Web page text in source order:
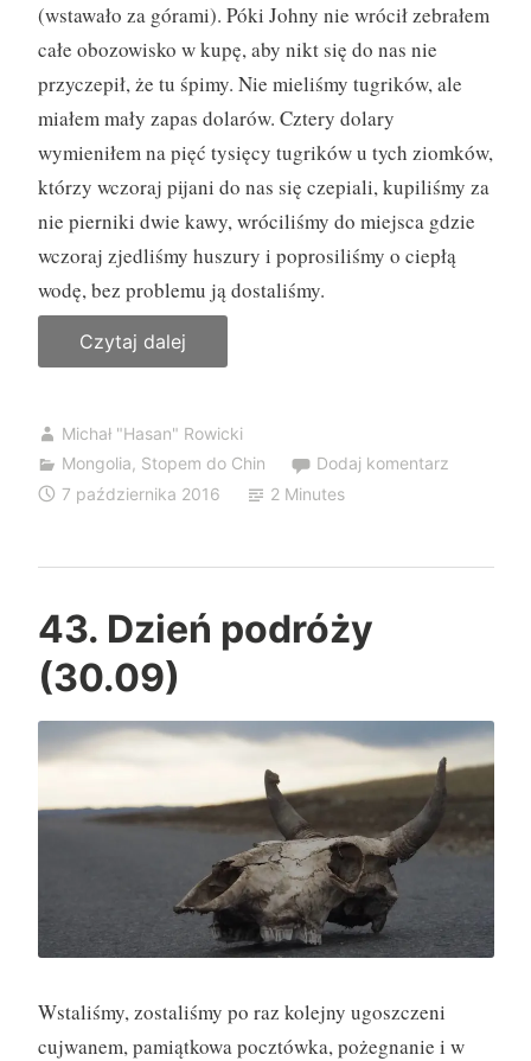
)
”
(wstawało za górami). Póki Johny nie wrócił zebrałem
całe obozowisko w kupę, aby nikt się do nas nie
przyczepił, że tu śpimy. Nie mieliśmy tugrików, ale
miałem mały zapas dolarów. Cztery dolary
wymieniłem na pięć tysięcy tugrików u tych ziomków,
którzy wczoraj pijani do nas się czepiali, kupiliśmy za
nie pierniki dwie kawy, wróciliśmy do miejsca gdzie
wczoraj zjedliśmy huszury i poprosiliśmy o ciepłą
wodę, bez problemu ją dostaliśmy.
Czytaj dalej
4
.
D
z
e
p
r
ż
0
1
0
Michał "Hasan" Rowicki
Mongolia, Stopem do Chin
Dodaj komentarz
7 października 2016
2 Minutes
43. Dzień podróży
(30.09)
Wstaliśmy, zostaliśmy po raz kolejny ugoszczeni
cujwanem, pamiątkowa pocztówka, pożegnanie i w